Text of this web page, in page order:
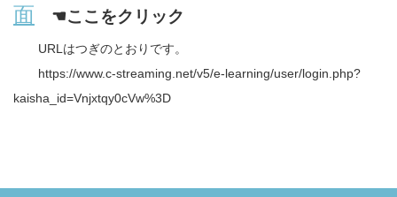
面
☚ここをクリック
URLはつぎのとおりです。
https://www.c-streaming.net/v5/e-learning/user/login.php?
kaisha_id=Vnjxtqy0cVw%3D